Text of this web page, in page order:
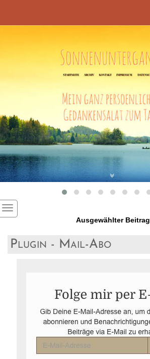
Ausgewählter Beitrag
Plugin - Mail-Abo